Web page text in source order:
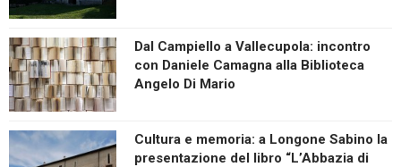
Dal Campiello a Vallecupola: incontro
con Daniele Camagna alla Biblioteca
Angelo Di Mario
Cultura e memoria: a Longone Sabino la
presentazione del libro “L’Abbazia di